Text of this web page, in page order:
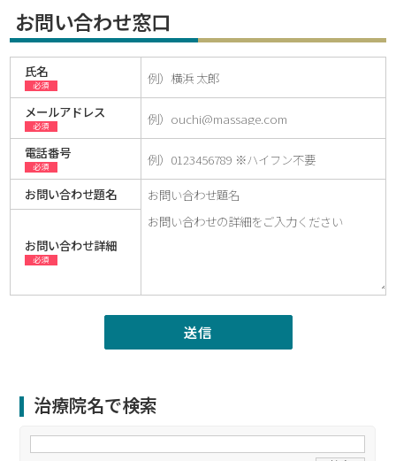
お問い合わせ窓口
氏名
必須
メールアドレス
必須
電話番号
必須
お問い合わせ題名
お問い合わせ詳細
必須
治療院名で検索